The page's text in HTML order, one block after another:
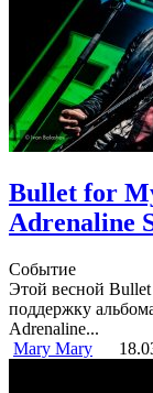
Bullet for
Adrenaline
Событие
Этой весной
поддержку
Adrenaline...
Mary Mary